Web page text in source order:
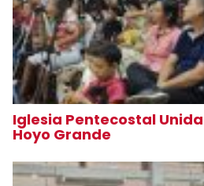
Iglesia Pentecostal
Hoyo Grande